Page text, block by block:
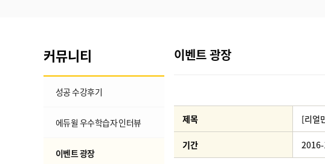
커뮤니티
성공 수강후기
에듀윌 우수학습자 인터뷰
이벤트 광장
이벤트 광장
제목 [리얼
기간